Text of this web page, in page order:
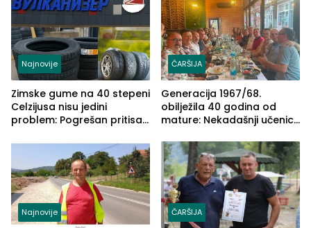
Najnovije
Zimske gume na 40 stepeni
Celzijusa nisu jedini
problem: Pogrešan pritisak
ČARŠIJA
Generacija 1967/68.
obilježila 40 godina od
mature: Nekadašnji učenici
(FOTO)
Najnovije ČARŠIJA